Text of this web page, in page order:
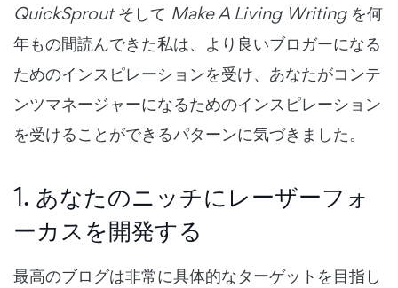
QuickSprout そして Make A Living Writing を何
年もの間読んできた私は、より良いブロガーになる
ためのインスピレーションを受け、あなたがコンテ
ンツマネージャーになるためのインスピレーション
を受けることができるパターンに気づきました。
1. あなたのニッチにレーザーフォ
ーカスを開発する
最高のブログは非常に具体的なターゲットを目指し